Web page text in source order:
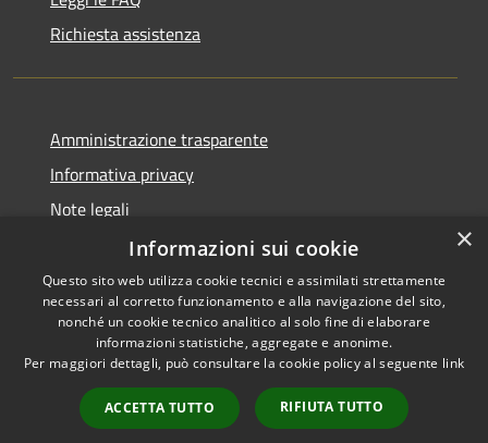
Richiesta assistenza
Amministrazione trasparente
Informativa privacy
Note legali
Dichiarazione di accessibilità
RSS
Accessibilità
Copyright © 2026 • Comune di
Municipium•
Accesso
redazione
×
Informazioni sui cookie
Questo sito web utilizza cookie tecnici e assimilati strettamente
necessari al corretto funzionamento e alla navigazione del sito,
nonché un cookie tecnico analitico al solo fine di elaborare
informazioni statistiche, aggregate e anonime.
Per maggiori dettagli, può consultare la cookie policy al seguente link
ACCETTA TUTTO RIFIUTA TUTTO